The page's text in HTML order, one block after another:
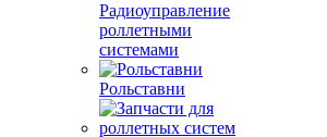
Радиоуправление
роллетными
системами
Рольставни